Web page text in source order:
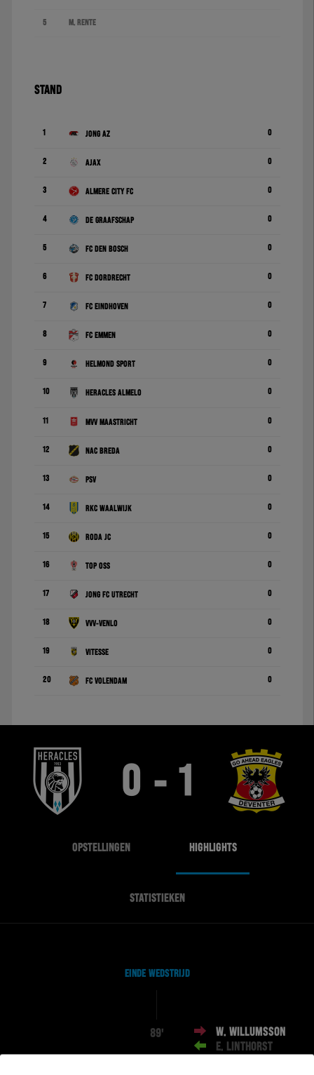
5 M. Rente
STAND
1 Jong AZ 0
2 Ajax 0
3 Almere City FC 0
4 De Graafschap 0
5 FC Den Bosch 0
6 FC Dordrecht 0
7 FC Eindhoven 0
8 FC Emmen 0
9 Helmond Sport 0
10 Heracles Almelo 0
11 MVV Maastricht 0
12 NAC Breda 0
13 PSV 0
14 RKC Waalwijk 0
15 Roda JC 0
16 TOP Oss 0
17 Jong FC Utrecht 0
18 VVV-Venlo 0
19 Vitesse 0
20 FC Volendam 0
0 - 1
OPSTELLINGEN HIGHLIGHTS
STATISTIEKEN
EINDE WEDSTRIJD
89'
W. WILLUMSSON
E. LINTHORST